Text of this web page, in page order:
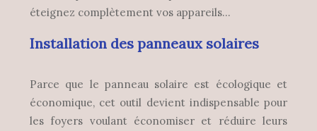
éteignez complètement vos appareils…
Installation des panneaux solaires
Parce que le panneau solaire est écologique et
économique, cet outil devient indispensable pour
les foyers voulant économiser et réduire leurs